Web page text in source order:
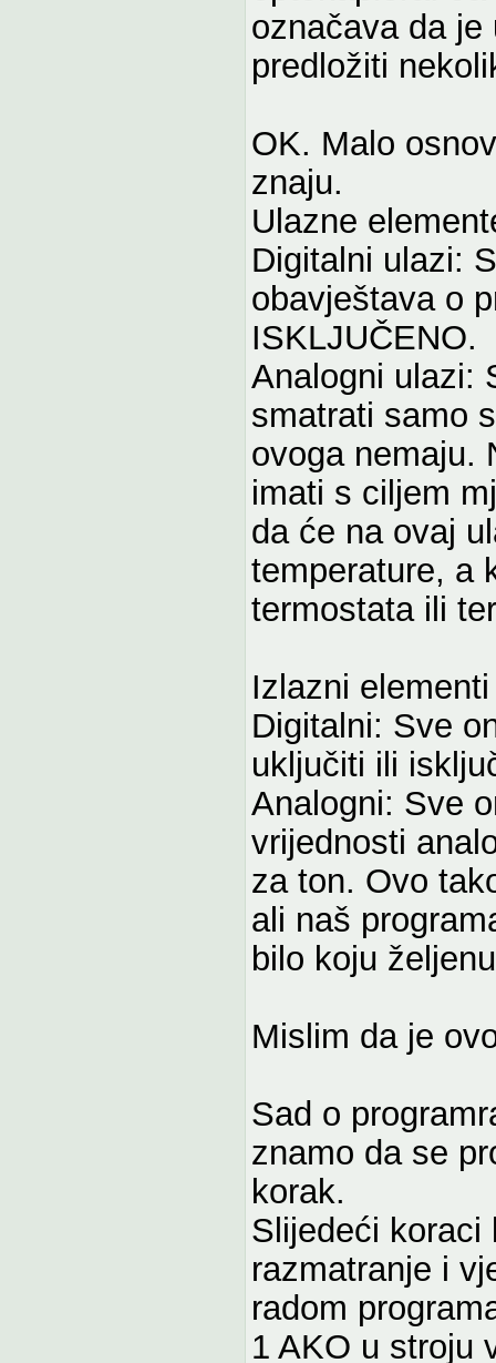
označava da
predložiti
OK. Malo
znaju.
Ulazne
Digitalni ulazi:
obavještava o
ISKLJUČENO.
Analogni ulazi:
smatrati samo
ovoga nemaju.
imati s ciljem
da će na ovaj
temperature, a
termostata ili
Izlazni
Digitalni: Sve
uključiti ili
Analogni: Sve
vrijednosti
za ton. Ovo
ali naš
bilo koju
Mislim da je
Sad o
znamo da se
korak.
Slijedeći koraci
razmatranje i
radom
1 AKO u stroju